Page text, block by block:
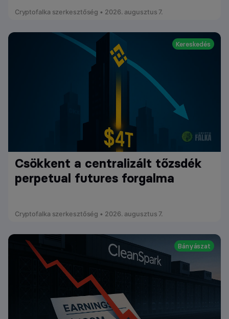
Cryptofalka szerkesztőség • 2026. augusztus 7.
Kereskedés
Csökkent a centralizált tőzsdék
perpetual futures forgalma
Cryptofalka szerkesztőség • 2026. augusztus 7.
Bányászat